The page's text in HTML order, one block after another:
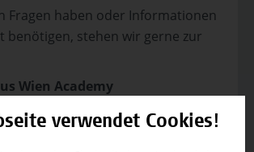
Fragen haben oder Informationen
benötigen, stehen wir gerne zur
Wien Academy
6877-8800verwendet Cookies!